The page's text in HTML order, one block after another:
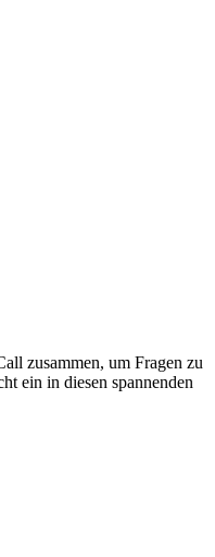
zusammen, um Fragen zu
ein in diesen spannenden